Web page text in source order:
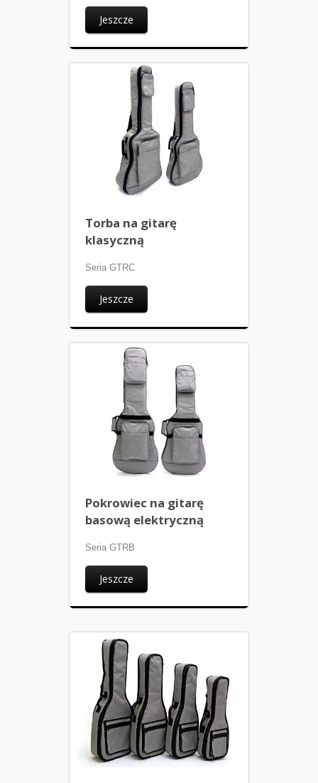
Jeszcze
Torba na gitarę
klasyczną
Seria GTRC
Jeszcze
Pokrowiec na gitarę
basową elektryczną
Seria GTRB
Jeszcze